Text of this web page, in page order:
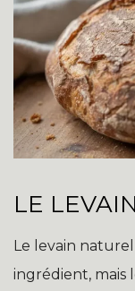
LE
Le levain
ingrédient, mais